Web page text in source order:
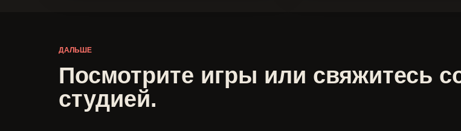
ДАЛЬШЕ
Посмотрите игры или свяжитесь
студией.